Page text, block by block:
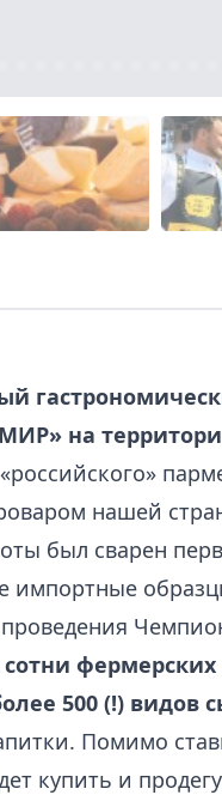
на
нашей
был сварен
импортные
500 (!) видов
Помимо
купить и